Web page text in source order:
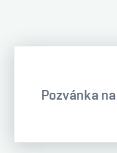
Pozvánka